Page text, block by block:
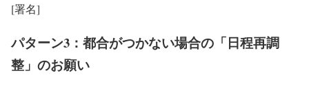
[署名]
パターン3：都合がつかない場合の「日程再調
整」のお願い